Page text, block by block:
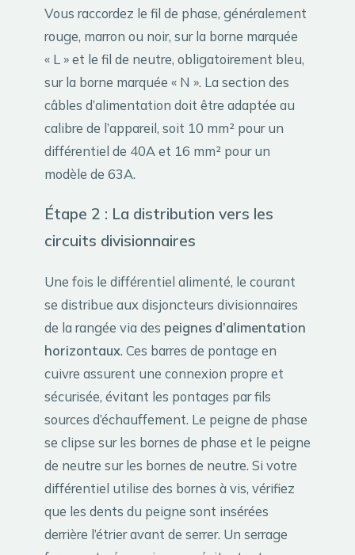
Vous raccordez le fil de phase, généralement
rouge, marron ou noir, sur la borne marquée
« L » et le fil de neutre, obligatoirement bleu,
sur la borne marquée « N ». La section des
câbles d’alimentation doit être adaptée au
calibre de l’appareil, soit 10 mm² pour un
différentiel de 40A et 16 mm² pour un
modèle de 63A.
Étape 2 : La distribution vers les
circuits divisionnaires
Une fois le différentiel alimenté, le courant
se distribue aux disjoncteurs divisionnaires
de la rangée via des peignes d’alimentation
horizontaux. Ces barres de pontage en
cuivre assurent une connexion propre et
sécurisée, évitant les pontages par fils
sources d’échauffement. Le peigne de phase
se clipse sur les bornes de phase et le peigne
de neutre sur les bornes de neutre. Si votre
différentiel utilise des bornes à vis, vérifiez
que les dents du peigne sont insérées
derrière l’étrier avant de serrer. Un serrage